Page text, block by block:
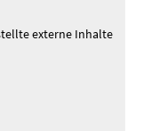
externe Inhalte